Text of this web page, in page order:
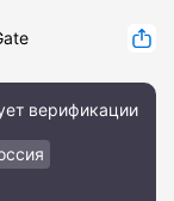
верификации